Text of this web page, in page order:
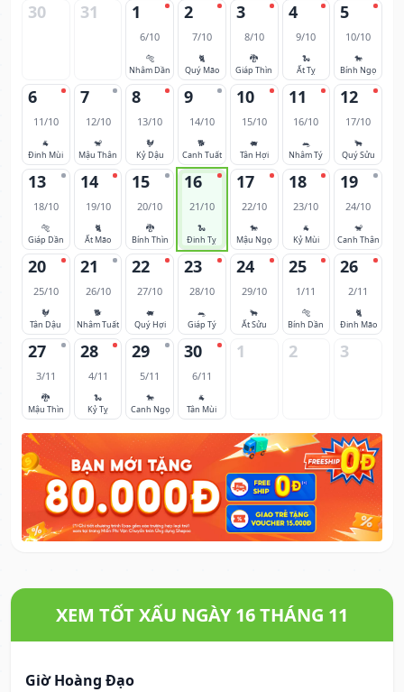
30 31 1
6/10
🐅
Nhâm Dần
2
7/10
🐈
Quý Mão
3
8/10
🐉
Giáp Thìn
4
9/10
🐍
Ất Tỵ
5
10/10
🐎
Bính Ngọ
6
11/10
🐐
Đinh Mùi
7
12/10
🐒
Mậu Thân
8
13/10
🐓
Kỷ Dậu
9
14/10
🐕
Canh Tuất
10
15/10
🐖
Tân Hợi
11
16/10
🐀
Nhâm Tý
12
17/10
🐂
Quý Sửu
13
18/10
🐅
Giáp Dần
14
19/10
🐈
Ất Mão
15
20/10
🐉
Bính Thìn
16
21/10
🐍
Đinh Tỵ
17
22/10
🐎
Mậu Ngọ
18
23/10
🐐
Kỷ Mùi
19
24/10
🐒
Canh Thân
20
25/10
🐓
Tân Dậu
21
26/10
🐕
Nhâm Tuất
22
27/10
🐖
Quý Hợi
23
28/10
🐀
Giáp Tý
24
29/10
🐂
Ất Sửu
25
1/11
🐅
Bính Dần
26
2/11
🐈
Đinh Mão
27
3/11
🐉
Mậu Thìn
28
4/11
🐍
Kỷ Tỵ
29
5/11
🐎
Canh Ngọ
30
6/11
🐐
Tân Mùi
1 2 3
XEM TỐT XẤU NGÀY 16 THÁNG 11
Giờ Hoàng Đạo